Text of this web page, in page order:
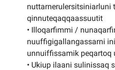
nuttarnerulersitsiniarluni
qinnuteqaqqaassuutit
• Illoqarfimmi /
nuuffigigallangassarni
unnuiffissamik peqartoq
• Ukiup ilaani sulinissaq